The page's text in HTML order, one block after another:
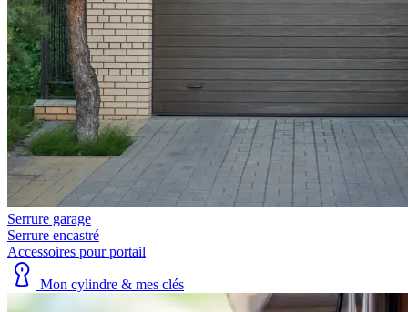
Serrure garage
Serrure encastré
Accessoires pour portail
Mon cylindre & mes clés